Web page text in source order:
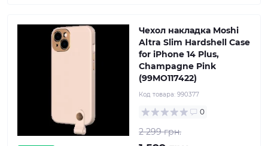
Чехол накладка Moshi
Altra Slim Hardshell Case
for iPhone 14 Plus,
Champagne Pink
(99MO117422)
Код товара: 990377
0
2 299 грн.